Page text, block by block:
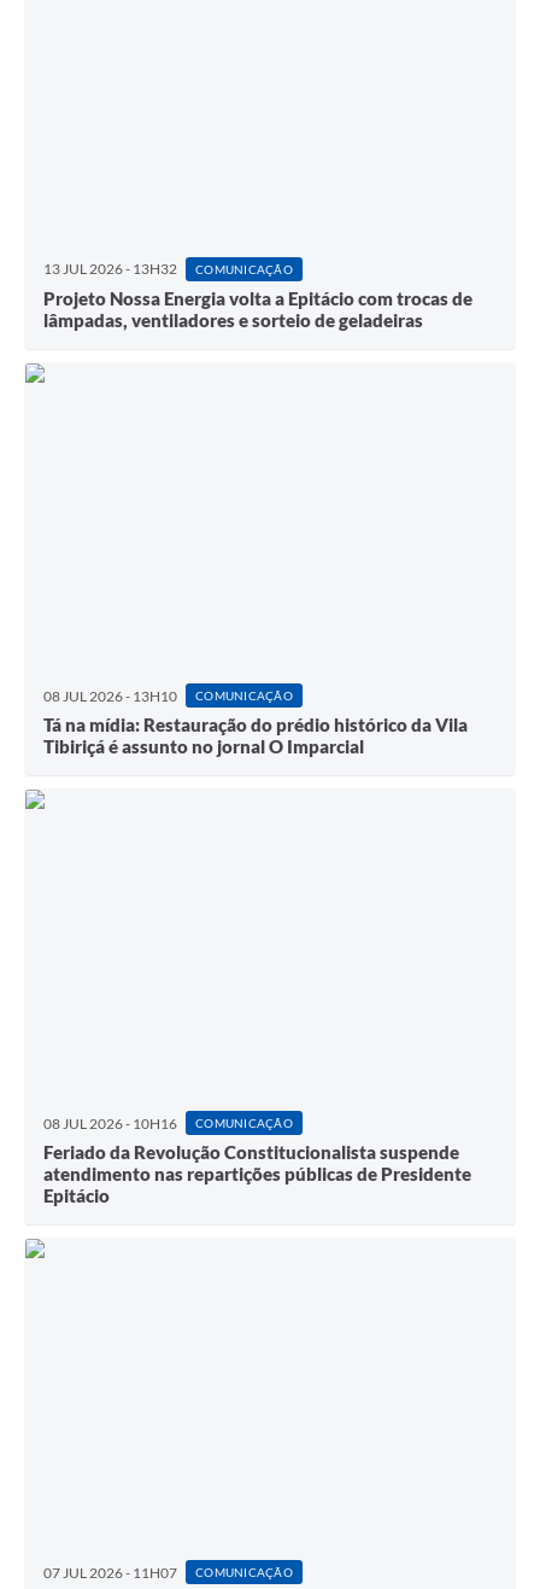
13 JUL 2026 - 13H32 COMUNICAÇÃO
Projeto Nossa Energia volta a Epitácio com trocas de
lâmpadas, ventiladores e sorteio de geladeiras
08 JUL 2026 - 13H10 COMUNICAÇÃO
Tá na mídia: Restauração do prédio histórico da Vila
Tibiriçá é assunto no jornal O Imparcial
08 JUL 2026 - 10H16 COMUNICAÇÃO
Feriado da Revolução Constitucionalista suspende
atendimento nas repartições públicas de Presidente
Epitácio
07 JUL 2026 - 11H07 COMUNICAÇÃO